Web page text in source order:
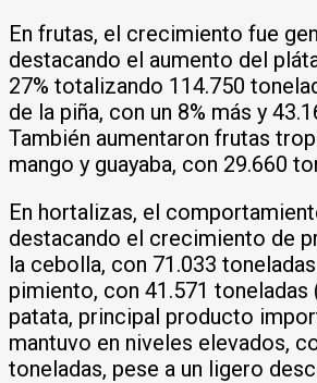
En frutas, el crecimiento fue
destacando el aumento del
27% totalizando 114.750
de la piña, con un 8% más y
También aumentaron frutas
mango y guayaba, con 29.660
En hortalizas, el
destacando el crecimiento de
la cebolla, con 71.033
pimiento, con 41.571 toneladas
patata, principal producto
mantuvo en niveles elevados,
toneladas, pese a un ligero